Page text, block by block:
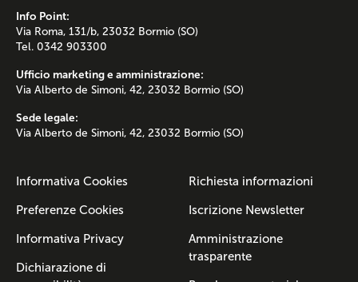
Info Point:
Via Roma, 131/b, 23032 Bormio (SO)
Tel. 0342 903300
Ufficio marketing e amministrazione:
Via Alberto de Simoni, 42, 23032 Bormio (SO)
Sede legale:
Via Alberto de Simoni, 42, 23032 Bormio (SO)
Informativa Cookies
Preferenze Cookies
Informativa Privacy
Dichiarazione di
Richiesta informazioni
Iscrizione Newsletter
Amministrazione
trasparente